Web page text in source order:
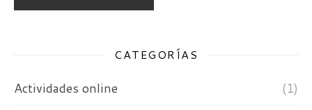
CATEGORÍAS
Actividades online
(1)